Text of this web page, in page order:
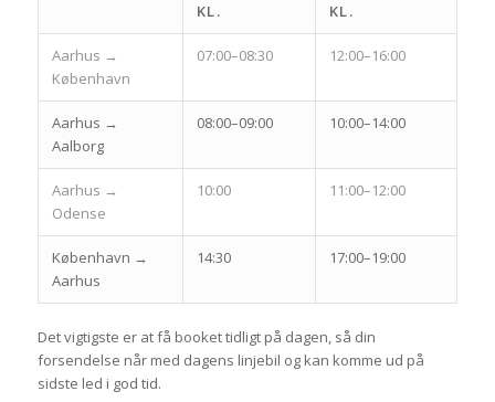
KL.
KL.
Aarhus →
København
07:00–08:30 12:00–16:00
Aarhus →
Aalborg
08:00–09:00 10:00–14:00
Aarhus →
Odense
10:00 11:00–12:00
København →
Aarhus
14:30 17:00–19:00
Det vigtigste er at få booket tidligt på dagen, så din
forsendelse når med dagens linjebil og kan komme ud på
sidste led i god tid.